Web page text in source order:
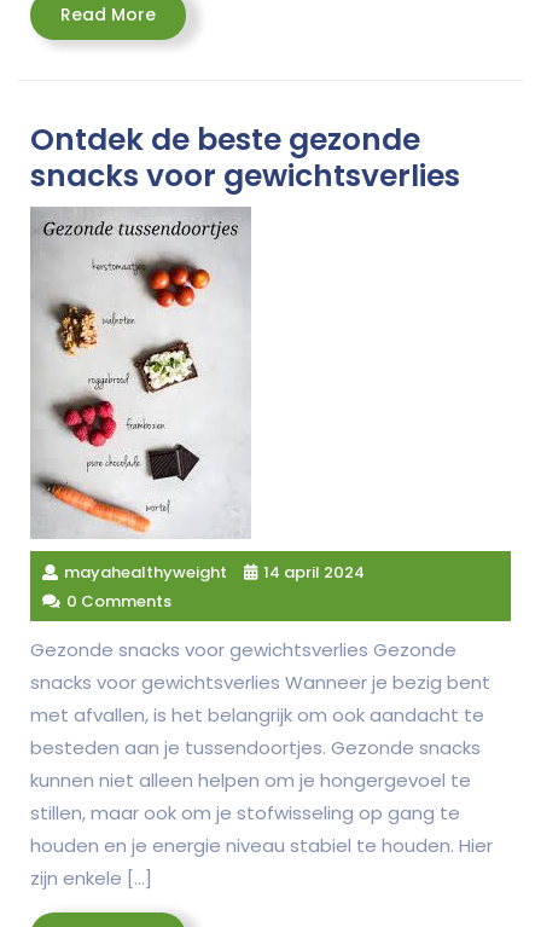
Read MoreRead
More
Ontdek de beste gezonde
snacks voor gewichtsverlies
mayahealthyweight
14 april 2024
0 Comments
Gezonde snacks voor gewichtsverlies Gezonde
snacks voor gewichtsverlies Wanneer je bezig bent
met afvallen, is het belangrijk om ook aandacht te
besteden aan je tussendoortjes. Gezonde snacks
kunnen niet alleen helpen om je hongergevoel te
stillen, maar ook om je stofwisseling op gang te
houden en je energie niveau stabiel te houden. Hier
zijn enkele […]